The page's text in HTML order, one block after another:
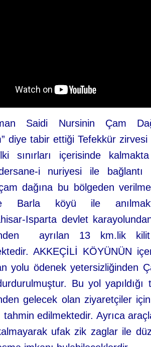
Saidi Nursinin Çam
diye tabir ettiği Tefekkür zirvesi
sınırları içerisinde
i nuriyesi ile
dağına bu bölgeden
Barla köyü ile
Isparta devlet
ayrılan 13 km.lik
AKKEÇİLİ KÖYÜNÜN
yolu ödenek yetersizliğinden
Bu yol yapıldığı
gelecek olan ziyaretçiler
tahmin edilmektedir. Ayrıca
ufak zik zaglar ile